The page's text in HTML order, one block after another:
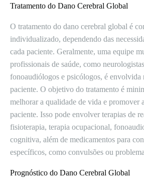
Tratamento do Dano Cerebral Global
O tratamento do dano cerebral global é
individualizado, dependendo das
cada paciente. Geralmente, uma equipe
profissionais de saúde, como
fonoaudiólogos e psicólogos, é envolvida
paciente. O objetivo do tratamento é
melhorar a qualidade de vida e promover
paciente. Isso pode envolver terapias de
fisioterapia, terapia ocupacional,
cognitiva, além de medicamentos para
específicos, como convulsões ou
Prognóstico do Dano Cerebral Global